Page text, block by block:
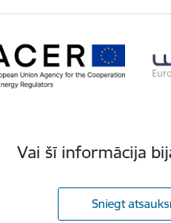
Vai šī informācija
Sniegt